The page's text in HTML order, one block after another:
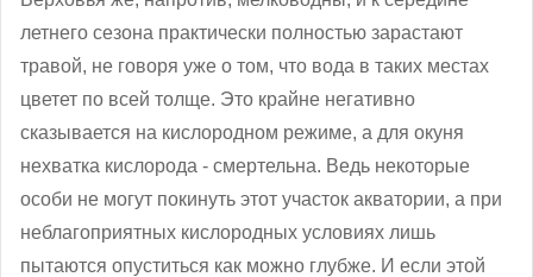
летнего сезона практически полностью зарастают
травой, не говоря уже о том, что вода в таких местах
цветет по всей толще. Это крайне негативно
сказывается на кислородном режиме, а для окуня
нехватка кислорода - смертельна. Ведь некоторые
особи не могут покинуть этот участок акватории, а при
неблагоприятных кислородных условиях лишь
пытаются опуститься как можно глубже. И если этой